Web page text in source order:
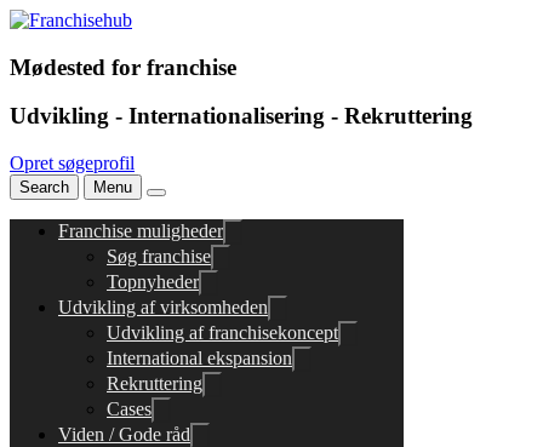
Mødested for franchise
Udvikling - Internationalisering - Rekruttering
Opret søgeprofil
Search Menu
Franchise muligheder
Søg franchise
Topnyheder
Udvikling af virksomheden
Udvikling af franchisekoncept
International ekspansion
Rekruttering
Cases
Viden / Gode råd